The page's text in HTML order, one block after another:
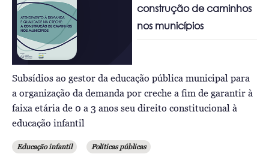
construção de caminhos
nos municípios
Subsídios ao gestor da educação pública municipal para
a organização da demanda por creche a fim de garantir à
faixa etária de 0 a 3 anos seu direito constitucional à
educação infantil
Educação infantil Políticas públicas